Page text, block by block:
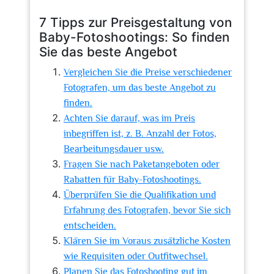
7 Tipps zur Preisgestaltung von
Baby-Fotoshootings: So finden
Sie das beste Angebot
Vergleichen Sie die Preise verschiedener
Fotografen, um das beste Angebot zu
finden.
Achten Sie darauf, was im Preis
inbegriffen ist, z. B. Anzahl der Fotos,
Bearbeitungsdauer usw.
Fragen Sie nach Paketangeboten oder
Rabatten für Baby-Fotoshootings.
Überprüfen Sie die Qualifikation und
Erfahrung des Fotografen, bevor Sie sich
entscheiden.
Klären Sie im Voraus zusätzliche Kosten
wie Requisiten oder Outfitwechsel.
Planen Sie das Fotoshooting gut im